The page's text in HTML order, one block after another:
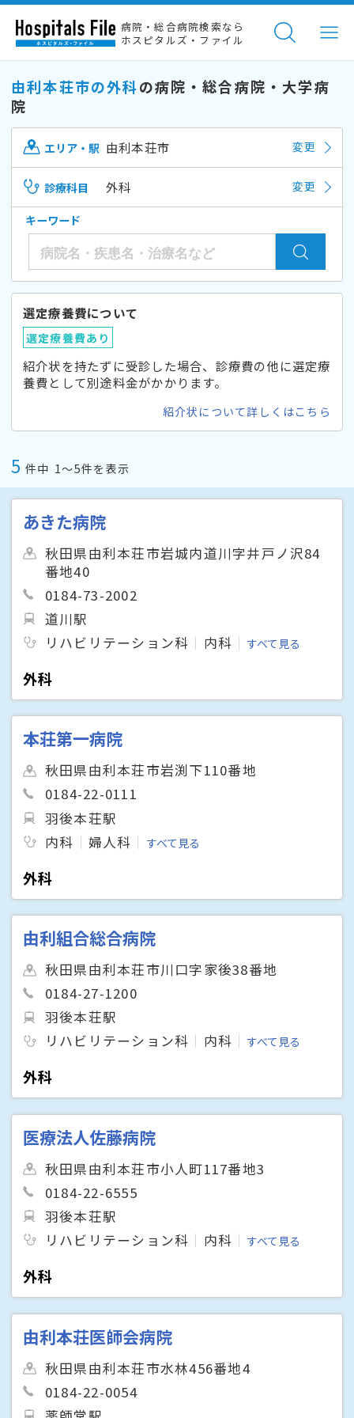
病院・総合病院検索なら
ホスピタルズ・ファイル
由利本荘市の外科の病院・総合病院・大学病
院
エリア・駅 由利本荘市 変更
診療科目 外科 変更
キーワード
選定療養費について
選定療養費あり
紹介状を持たずに受診した場合、診療費の他に選定療
養費として別途料金がかかります。
紹介状について詳しくはこちら
5 件中 1〜5件を表示
あきた病院
秋田県由利本荘市岩城内道川字井戸ノ沢84
番地40
0184-73-2002
道川駅
リハビリテーション科
内科 すべて見る
外科
本荘第一病院
秋田県由利本荘市岩渕下110番地
0184-22-0111
羽後本荘駅
内科
婦人科 すべて見る
外科
由利組合総合病院
秋田県由利本荘市川口字家後38番地
0184-27-1200
羽後本荘駅
リハビリテーション科
内科 すべて見る
外科
医療法人佐藤病院
秋田県由利本荘市小人町117番地3
0184-22-6555
羽後本荘駅
リハビリテーション科
内科 すべて見る
外科
由利本荘医師会病院
秋田県由利本荘市水林456番地4
0184-22-0054